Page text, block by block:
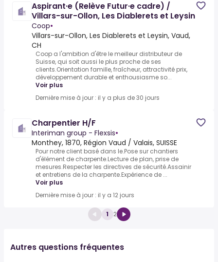
Aspirant·e (Relève Futur·e cadre) /
Villars-sur-Ollon, Les Diablerets et Leysin
Coop•
Villars-sur-Ollon, Les Diablerets et Leysin, Vaud,
CH
Coop a l'ambition d'être le meilleur distributeur de
Suisse, qui soit aussi le plus proche de ses
clients.Orientation famille, fraîcheur, attractivité prix,
développement durable et enthousiasme so...
Voir plus
Dernière mise à jour : il y a plus de 30 jours
Charpentier H/F
Interiman group - Flexsis•
Monthey, 1870, Région Vaud / Valais, SUISSE
Pour notre client basé dans le.Pose sur chantiers
d'élément de charpente.Lecture de plan, prise de
mesures.Respecter les directives de sécurité.Assainir
et entretiens de la charpente.Expérience de ...
Voir plus
Dernière mise à jour : il y a 12 jours
1 2
Autres questions fréquentes